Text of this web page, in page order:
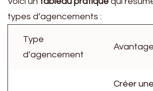
types d’agencements :
Type
d’agencement
Créer une